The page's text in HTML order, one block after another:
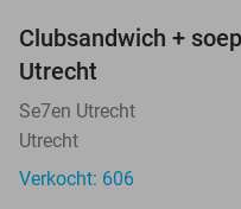
Clubsandwich +
Utrecht
Se7en Utrecht
Utrecht
Verkocht: 606